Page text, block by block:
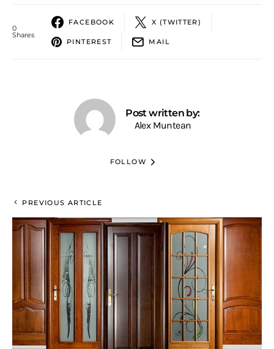
0
Shares
FACEBOOK X (TWITTER)
PINTEREST MAIL
Post written by:
Alex Muntean
FOLLOW
PREVIOUS ARTICLE